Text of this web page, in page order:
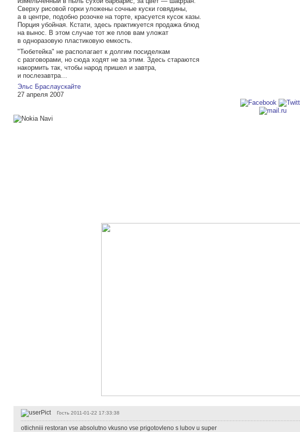
Сверху рисовой горки уложены сочные куски говядины,
а в центре, подобно розочке на торте, красуется кусок казы.
Порция убойная. Кстати, здесь практикуется продажа блюд
на вынос. В этом случае тот же плов вам уложат
в одноразовую пластиковую емкость.
"Тюбетейка" не располагает к долгим посиделкам
с разговорами, но сюда ходят не за этим. Здесь стараются
накормить так, чтобы народ пришел и завтра,
и послезавтра…
Эльс Браслаускайте
27 апреля 2007
Гость 2011-01-22 17:33:38
otlichniii restoran vse absolutno vkusno vse prigotovleno s lubov u super